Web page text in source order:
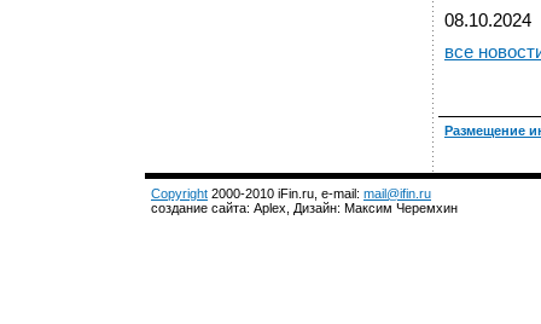
08.10.2024
все
Размещение
Copyright 2000-2010 iFin.ru, e-mail: mail@ifin.ru
создание сайта: Aplex, Дизайн: Максим Черемхин